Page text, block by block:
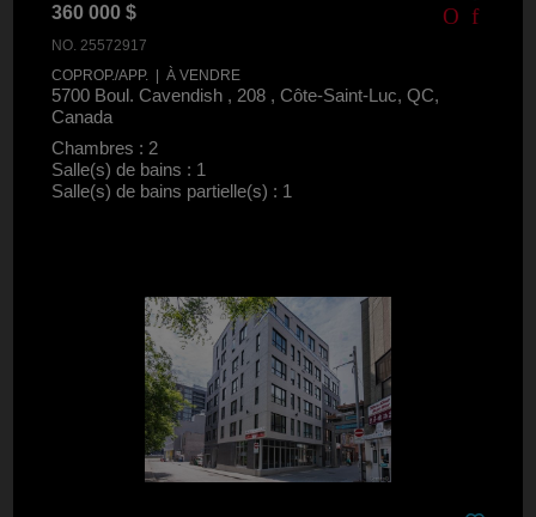
360 000 $
NO. 25572917
COPROP./APP. | À VENDRE
5700 Boul. Cavendish , 208 , Côte-Saint-Luc, QC,
Canada
Chambres : 2
Salle(s) de bains : 1
Salle(s) de bains partielle(s) : 1